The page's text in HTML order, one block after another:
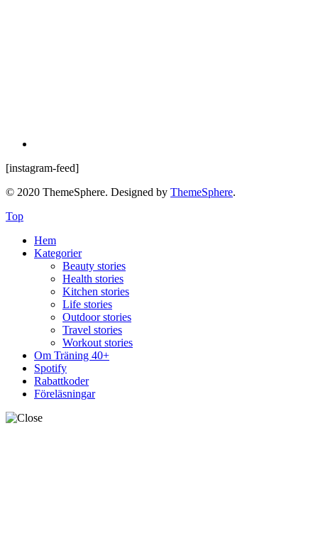
[instagram-feed]
© 2020 ThemeSphere. Designed by ThemeSphere.
Top
Hem
Kategorier
Beauty stories
Health stories
Kitchen stories
Life stories
Outdoor stories
Travel stories
Workout stories
Om Träning 40+
Spotify
Rabattkoder
Föreläsningar